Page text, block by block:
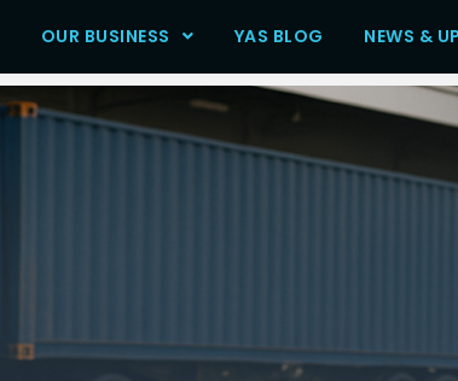
OUR BUSINESS YAS BLOG NEWS &